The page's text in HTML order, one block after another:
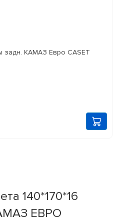
задн. КАМАЗ Евро CASET
140*170*16
ЕВРО